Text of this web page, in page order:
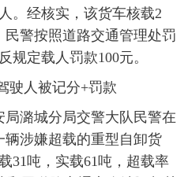
。经核实，该货车核载2
民警按照道路交通管理处罚
规定载人罚款100元。
人被记分+罚款
潞城分局交警大队民警在
辆涉嫌超载的重型自卸货
31吨，实载61吨，超载率